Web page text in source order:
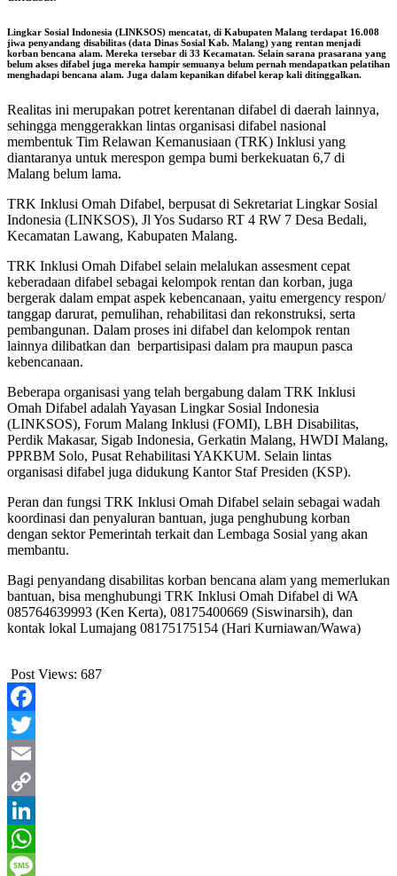
Lingkar Sosial Indonesia (LINKSOS) mencatat, di Kabupaten Malang terdapat 16.008
jiwa penyandang disabilitas (data Dinas Sosial Kab. Malang) yang rentan menjadi
korban bencana alam. Mereka tersebar di 33 Kecamatan. Selain sarana prasarana yang
belum akses difabel juga mereka hampir semuanya belum pernah mendapatkan pelatihan
menghadapi bencana alam. Juga dalam kepanikan difabel kerap kali ditinggalkan.
Realitas ini merupakan potret kerentanan difabel di daerah lainnya,
sehingga menggerakkan lintas organisasi difabel nasional
membentuk Tim Relawan Kemanusiaan (TRK) Inklusi yang
diantaranya untuk merespon gempa bumi berkekuatan 6,7 di
Malang belum lama.
TRK Inklusi Omah Difabel, berpusat di Sekretariat Lingkar Sosial
Indonesia (LINKSOS), Jl Yos Sudarso RT 4 RW 7 Desa Bedali,
Kecamatan Lawang, Kabupaten Malang.
TRK Inklusi Omah Difabel selain melalukan assesment cepat
keberadaan difabel sebagai kelompok rentan dan korban, juga
bergerak dalam empat aspek kebencanaan, yaitu emergency respon/
tanggap darurat, pemulihan, rehabilitasi dan rekonstruksi, serta
pembangunan. Dalam proses ini difabel dan kelompok rentan
lainnya dilibatkan dan berpartisipasi dalam pra maupun pasca
kebencanaan.
Beberapa organisasi yang telah bergabung dalam TRK Inklusi
Omah Difabel adalah Yayasan Lingkar Sosial Indonesia
(LINKSOS), Forum Malang Inklusi (FOMI), LBH Disabilitas,
Perdik Makasar, Sigab Indonesia, Gerkatin Malang, HWDI Malang,
PPRBM Solo, Pusat Rehabilitasi YAKKUM. Selain lintas
organisasi difabel juga didukung Kantor Staf Presiden (KSP).
Peran dan fungsi TRK Inklusi Omah Difabel selain sebagai wadah
koordinasi dan penyaluran bantuan, juga penghubung korban
dengan sektor Pemerintah terkait dan Lembaga Sosial yang akan
membantu.
Bagi penyandang disabilitas korban bencana alam yang memerlukan
bantuan, bisa menghubungi TRK Inklusi Omah Difabel di WA
085764639993 (Ken Kerta), 08175400669 (Siswinarsih), dan
kontak lokal Lumajang 08175175154 (Hari Kurniawan/Wawa)
Post Views: 687
Facebook
Twitter
Email
Copy
Link
LinkedIn
WhatsApp